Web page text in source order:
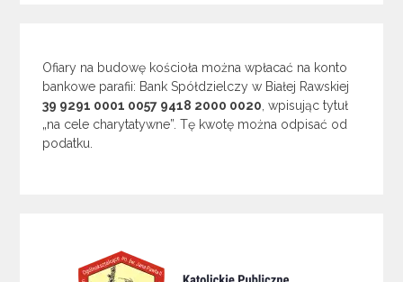
Ofiary na budowę kościoła można wpłacać na konto
bankowe parafii: Bank Spółdzielczy w Białej Rawskiej
39 9291 0001 0057 9418 2000 0020 , wpisując tytuł
„na cele charytatywne”. Tę kwotę można odpisać od
podatku.